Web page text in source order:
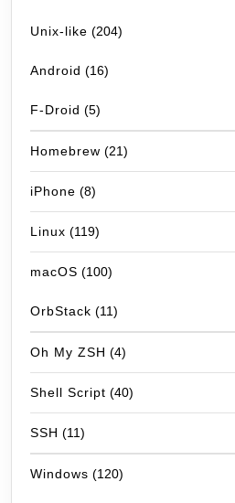
Unix-like (204)
Android (16)
F-Droid (5)
Homebrew (21)
iPhone (8)
Linux (119)
macOS (100)
OrbStack (11)
Oh My ZSH (4)
Shell Script (40)
SSH (11)
Windows (120)